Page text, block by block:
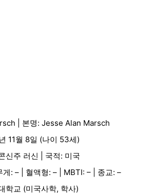
| 본명: Jesse Alan Marsch
11월 8일 (나이 53세)
신주 러신 | 국적: 미국
게: – | 혈액형: – | MBTI: – | 종교: –
학교 (미국사학, 학사)